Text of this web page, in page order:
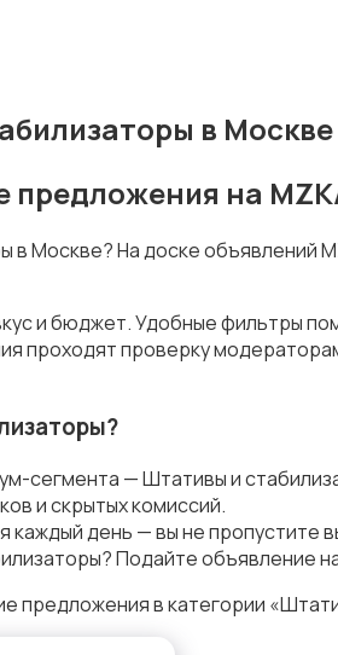
в Москве
предложения на
Москве? На доске объявлений
и бюджет. Удобные фильтры
проходят проверку
сегмента — Штативы и
и скрытых комиссий.
каждый день — вы не пропустите
Подайте объявление
предложения в категории